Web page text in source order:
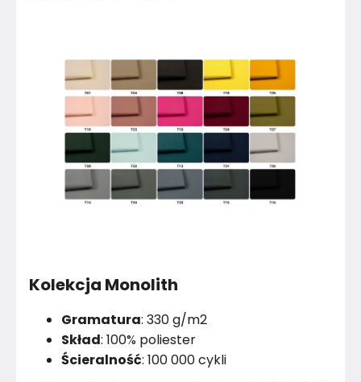
Kolekcja Monolith
Gramatura: 330 g/m2
Skład: 100% poliester
Ścieralność: 100 000 cykli